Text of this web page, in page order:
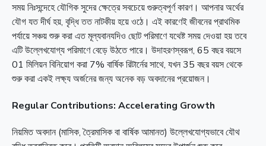
সময় নিঃসন্দেহে যৌগিক সুদের ক্ষেত্রে সবচেয়ে গুরুত্বপূর্ণ কারণ। আপনার অর্থের
যৌগ যত দীর্ঘ হয়, বৃদ্ধি তত নাটকীয় হয়ে ওঠে। এই কারণেই জীবনের প্রাথমিক
পর্যায়ে সঞ্চয় শুরু করা এত মূল্যবানযদিও ছোট পরিমাণে যথেষ্ট সময় দেওয়া হয় তবে
এটি উল্লেখযোগ্য পরিমাণে বেড়ে উঠতে পারে। উদাহরণস্বরূপ, 65 বছর বয়সে
01 মিলিয়ন বিনিয়োগ করা 7% বার্ষিক রিটার্নের সাথে, যখন 35 বছর বয়স থেকে
শুরু করা একই লক্ষ্য অর্জনের জন্য অনেক বড় অবদানের প্রয়োজন।
Regular Contributions: Accelerating Growth
নিয়মিত অবদান (মাসিক, ত্রৈমাসিক বা বার্ষিক আমানত) উল্লেখযোগ্যভাবে যৌথ